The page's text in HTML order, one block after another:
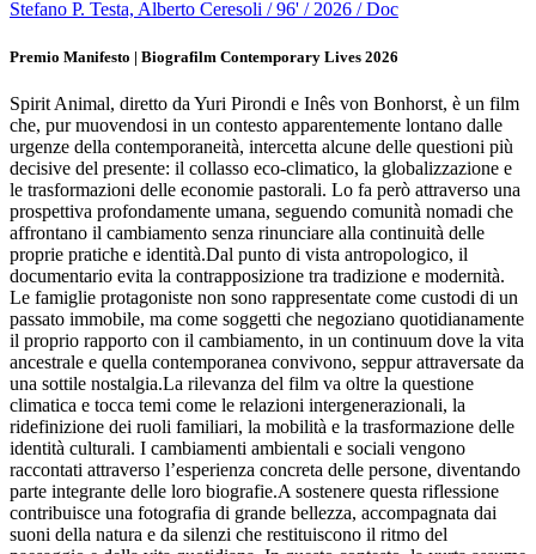
Stefano P. Testa, Alberto Ceresoli / 96' / 2026 / Doc
Premio Manifesto | Biografilm Contemporary Lives 2026
Spirit Animal, diretto da Yuri Pirondi e Inês von Bonhorst, è un film
che, pur muovendosi in un contesto apparentemente lontano dalle
urgenze della contemporaneità, intercetta alcune delle questioni più
decisive del presente: il collasso eco-climatico, la globalizzazione e
le trasformazioni delle economie pastorali. Lo fa però attraverso una
prospettiva profondamente umana, seguendo comunità nomadi che
affrontano il cambiamento senza rinunciare alla continuità delle
proprie pratiche e identità.Dal punto di vista antropologico, il
documentario evita la contrapposizione tra tradizione e modernità.
Le famiglie protagoniste non sono rappresentate come custodi di un
passato immobile, ma come soggetti che negoziano quotidianamente
il proprio rapporto con il cambiamento, in un continuum dove la vita
ancestrale e quella contemporanea convivono, seppur attraversate da
una sottile nostalgia.La rilevanza del film va oltre la questione
climatica e tocca temi come le relazioni intergenerazionali, la
ridefinizione dei ruoli familiari, la mobilità e la trasformazione delle
identità culturali. I cambiamenti ambientali e sociali vengono
raccontati attraverso l’esperienza concreta delle persone, diventando
parte integrante delle loro biografie.A sostenere questa riflessione
contribuisce una fotografia di grande bellezza, accompagnata dai
suoni della natura e da silenzi che restituiscono il ritmo del